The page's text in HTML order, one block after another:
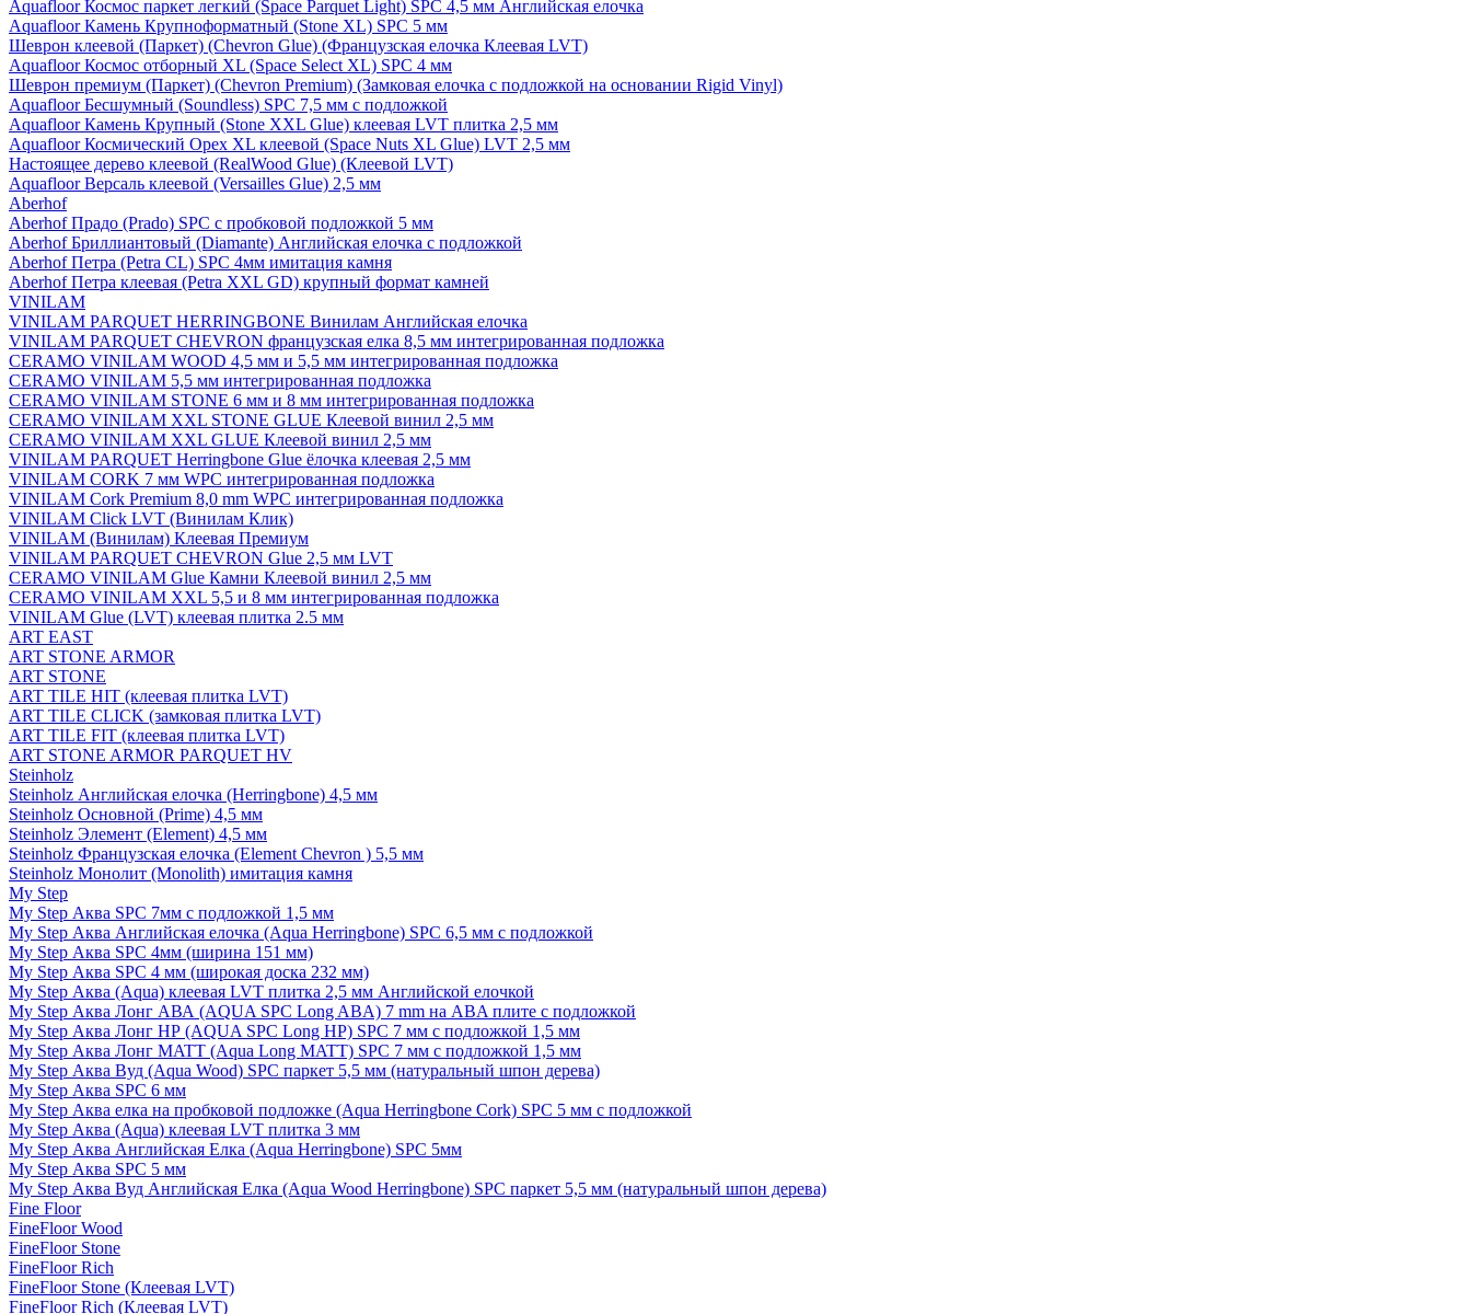
Aquafloor Космос паркет легкий (Space Parquet Light) SPC 4,5 мм Английская елочка
Aquafloor Камень Крупноформатный (Stone XL) SPC 5 мм
Шеврон клеевой (Паркет) (Chevron Glue) (Французская елочка Клеевая LVT)
Aquafloor Космос отборный XL (Space Select XL) SPC 4 мм
Шеврон премиум (Паркет) (Chevron Premium) (Замковая елочка с подложкой на основании Rigid Vinyl)
Aquafloor Бесшумный (Soundless) SPC 7,5 мм с подложкой
Aquafloor Камень Крупный (Stone XXL Glue) клеевая LVT плитка 2,5 мм
Aquafloor Космический Орех XL клеевой (Space Nuts XL Glue) LVT 2,5 мм
Настоящее дерево клеевой (RealWood Glue) (Клеевой LVT)
Aquafloor Версаль клеевой (Versailles Glue) 2,5 мм
Aberhof
Aberhof Прадо (Prado) SPC с пробковой подложкой 5 мм
Aberhof Бриллиантовый (Diamante) Английская елочка с подложкой
Aberhof Петра (Petra CL) SPC 4мм имитация камня
Aberhof Петра клеевая (Petra XXL GD) крупный формат камней
VINILAM
VINILAM PARQUET HERRINGBONE Винилам Английская елочка
VINILAM PARQUET CHEVRON французская елка 8,5 мм интегрированная подложка
CERAMO VINILAM WOOD 4,5 мм и 5,5 мм интегрированная подложка
CERAMO VINILAM 5,5 мм интегрированная подложка
CERAMO VINILAM STONE 6 мм и 8 мм интегрированная подложка
CERAMO VINILAM XXL STONE GLUE Клеевой винил 2,5 мм
CERAMO VINILAM XXL GLUE Клеевой винил 2,5 мм
VINILAM PARQUET Herringbone Glue ёлочка клеевая 2,5 мм
VINILAM CORK 7 мм WPC интегрированная подложка
VINILAM Cork Premium 8,0 mm WPC интегрированная подложка
VINILAM Click LVT (Винилам Клик)
VINILAM (Винилам) Клеевая Премиум
VINILAM PARQUET CHEVRON Glue 2,5 мм LVT
CERAMO VINILAM Glue Камни Клеевой винил 2,5 мм
CERAMO VINILAM XXL 5,5 и 8 мм интегрированная подложка
VINILAM Glue (LVT) клеевая плитка 2.5 мм
ART EAST
ART STONE ARMOR
ART STONE
ART TILE HIT (клеевая плитка LVT)
ART TILE CLICK (замковая плитка LVT)
ART TILE FIT (клеевая плитка LVT)
ART STONE ARMOR PARQUET HV
Steinholz
Steinholz Английская елочка (Herringbone) 4,5 мм
Steinholz Основной (Prime) 4,5 мм
Steinholz Элемент (Element) 4,5 мм
Steinholz Французская елочка (Element Chevron ) 5,5 мм
Steinholz Монолит (Monolith) имитация камня
My Step
My Step Аква SPC 7мм c подложкой 1,5 мм
My Step Аква Английская елочка (Aqua Herringbone) SPC 6,5 мм с подложкой
My Step Аква SPC 4мм (ширина 151 мм)
My Step Аква SPC 4 мм (широкая доска 232 мм)
My Step Аква (Aqua) клеевая LVT плитка 2,5 мм Английской елочкой
My Step Аква Лонг АВА (AQUA SPC Long ABA) 7 mm на ABA плите с подложкой
My Step Аква Лонг НР (AQUA SPC Long HP) SPC 7 мм с подложкой 1,5 мм
My Step Аква Лонг MATT (Aqua Long MATT) SPC 7 мм с подложкой 1,5 мм
My Step Аква Вуд (Aqua Wood) SPC паркет 5,5 мм (натуральный шпон дерева)
My Step Аква SPC 6 мм
My Step Аква елка на пробковой подложке (Aqua Herringbone Cork) SPC 5 мм с подложкой
My Step Аква (Aqua) клеевая LVT плитка 3 мм
My Step Аква Английская Елка (Aqua Herringbone) SPC 5мм
My Step Аква SPC 5 мм
My Step Аква Вуд Английская Елка (Aqua Wood Herringbone) SPC паркет 5,5 мм (натуральный шпон дерева)
Fine Floor
FineFloor Wood
FineFloor Stone
FineFloor Rich
FineFloor Stone (Клеевая LVT)
FineFloor Rich (Клеевая LVT)